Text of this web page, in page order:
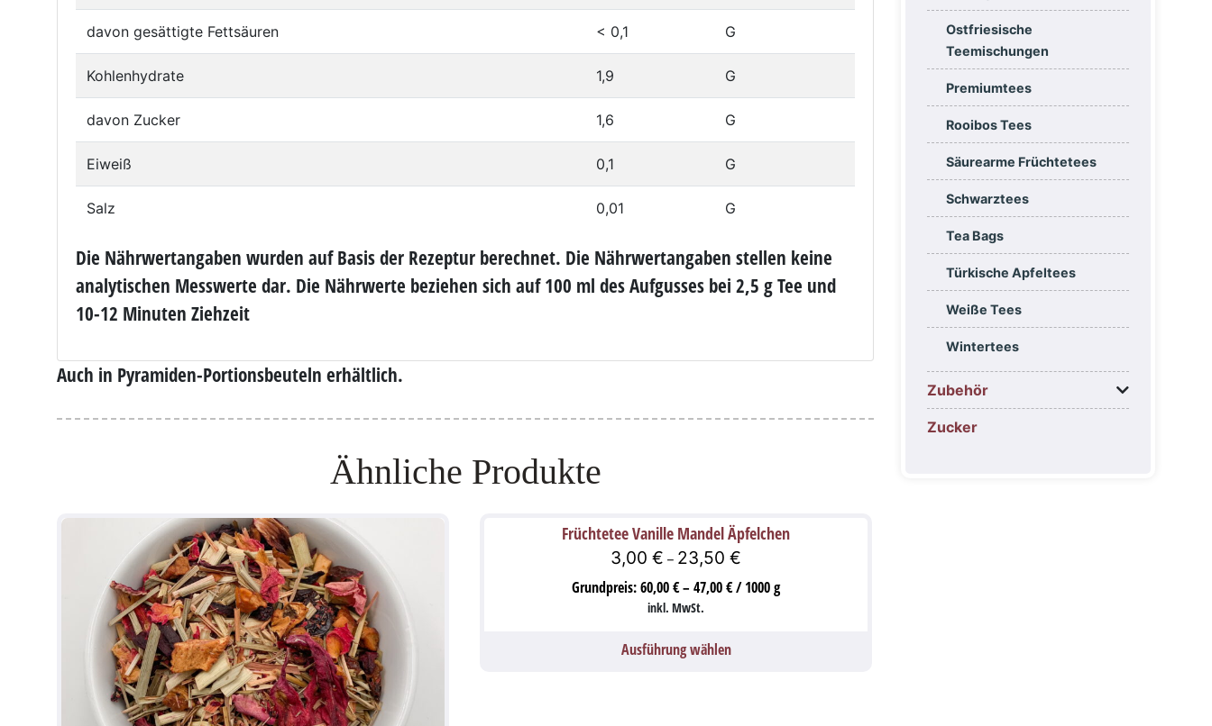
davon gesättigte Fettsäuren < 0,1 G
Kohlenhydrate 1,9 G
davon Zucker 1,6 G
Eiweiß 0,1 G
Salz 0,01 G
Die Nährwertangaben wurden auf Basis der Rezeptur berechnet. Die Nährwertangaben stellen keine
analytischen Messwerte dar. Die Nährwerte beziehen sich auf 100 ml des Aufgusses bei 2,5 g Tee und
10-12 Minuten Ziehzeit
Auch in Pyramiden-Portionsbeuteln erhältlich.
Ähnliche Produkte
Früchtetee Vanille Mandel Äpfelchen
3,00€ – 23,50€
Grundpreis:60,00€–47,00€/1000g
inkl. MwSt.
Ausführung wählen
Ostfriesische
Teemischungen
Premiumtees
Rooibos Tees
Säurearme Früchtetees
Schwarztees
Tea Bags
Türkische Apfeltees
Weiße Tees
Wintertees
Zubehör
Zucker